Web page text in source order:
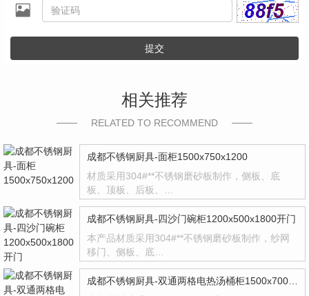
提交
相关推荐
RELATED TO RECOMMEND
成都不锈钢厨具-面柜1500x750x1200
材质采用304#**不锈钢磨砂板制作，侧板、底
板、顶板、后板、…
成都不锈钢厨具-四沙门碗柜1200x500x1800开门
本产品材质采用304#**不锈钢磨砂板制作，纱网
移门、侧板、底…